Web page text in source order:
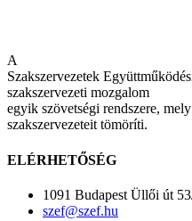
A
Szakszervezetek
szakszervezeti mozgalom
egyik szövetségi rendszere,
szakszervezeteit tömöríti.
ELÉRHETŐSÉG
1091 Budapest Üllői út
szef@szef.hu